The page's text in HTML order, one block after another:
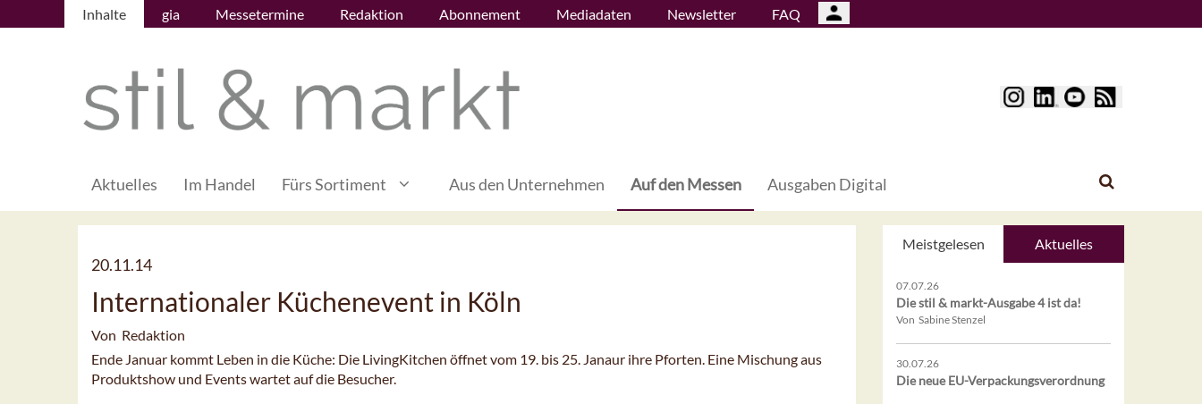
Inhalte gia Messetermine Redaktion Abonnement Mediadaten Newsletter FAQ
Aktuelles Im Handel Fürs Sortiment Aus den Unternehmen Auf den Messen Ausgaben Digital
20.11.14
Internationaler Küchenevent in Köln
Von Redaktion
Ende Januar kommt Leben in die Küche: Die LivingKitchen öffnet vom 19. bis 25. Janaur ihre Pforten. Eine Mischung aus
Produktshow und Events wartet auf die Besucher.
Meistgelesen Aktuelles
07.07.26
Die stil & markt-Ausgabe 4 ist da!
Von Sabine Stenzel
30.07.26
Die neue EU-Verpackungsverordnung